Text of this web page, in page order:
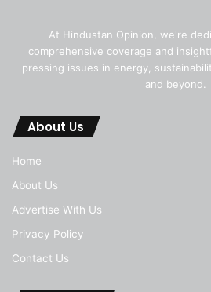
At Hindustan Opinion, we're
comprehensive coverage and
pressing issues in energy,
and beyond.
About Us
Home
About Us
Advertise With Us
Privacy Policy
Contact Us